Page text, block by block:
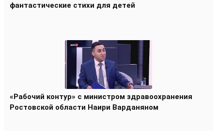
фантастические стихи для детей
«Рабочий контур» с министром здравоохранения
Ростовской области Наири Варданяном